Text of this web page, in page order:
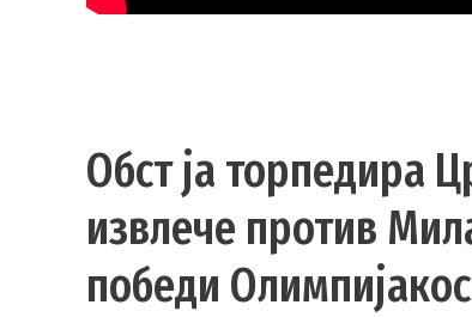
Обст ја торпедира
извлече против
победи Олимпијакос